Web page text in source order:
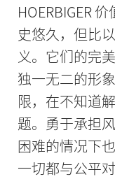
HOERBIGER
史悠久，但比
义。它们的完
独一无二的形
限，在不知道
题。勇于承担
困难的情况下
一切都与公平